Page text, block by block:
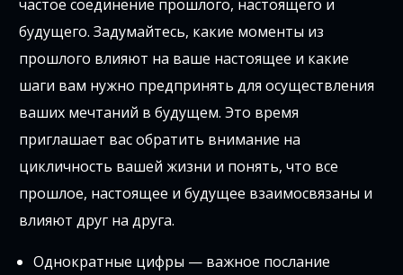
частое соединение прошлого, настоящего и
будущего. Задумайтесь, какие моменты из
прошлого влияют на ваше настоящее и какие
шаги вам нужно предпринять для осуществления
ваших мечтаний в будущем. Это время
приглашает вас обратить внимание на
цикличность вашей жизни и понять, что все
прошлое, настоящее и будущее взаимосвязаны и
влияют друг на друга.
Однократные цифры — важное послание